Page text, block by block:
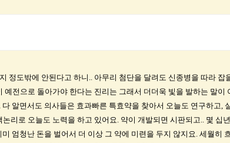
정도밖에 안된다고 하니.. 아무리 첨단을 달려도 신종병을 따라 잡
전으로 돌아가야 한다는 진리는 그래서 더더욱 빛을 발하는 말이
알면서도 의사들은 효과빠른 특효약을 찾아서 오늘도 연구하고,
리로 오늘도 노력을 하고 있어요. 약이 개발되면 시판되고.. 몇 십
엄청난 돈을 벌어서 더 이상 그 약에 미련을 두지 않지요. 세월히